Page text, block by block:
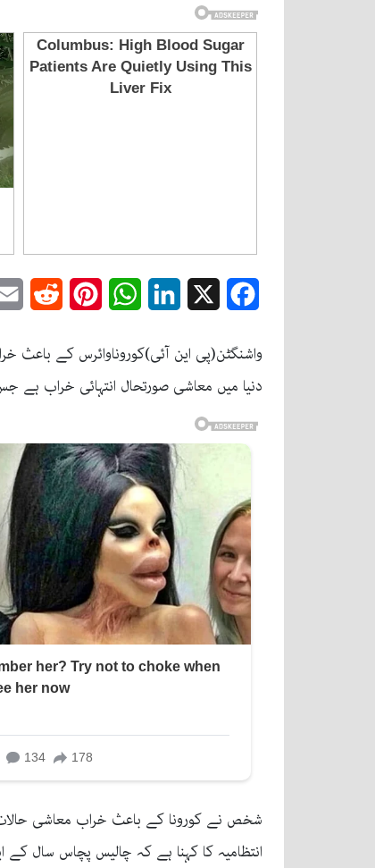
Facebook
LinkedIn
WhatsApp
Pinterest
Reddit
دنیا میں معاشی صورتحال انتہائی خراب ہے
شخص نے کورونا کے باعث خراب معاشی حالات
انتظامیہ کا کہنا ہے کہ چالیس پچاس سال